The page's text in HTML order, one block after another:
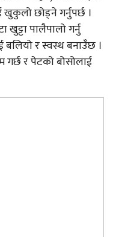
छोड्ने गर्नुपर्छ ।
पालैपालो गर्नु
र स्वस्थ बनाउँछ ।
र पेटको बोसोलाई